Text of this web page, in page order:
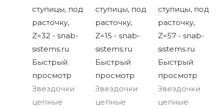
Быстрый
просмотр
Звездочки
цепные
Быстрый
просмотр
Звездочки
цепные
Быстрый
просмотр
Звездочки
цепные